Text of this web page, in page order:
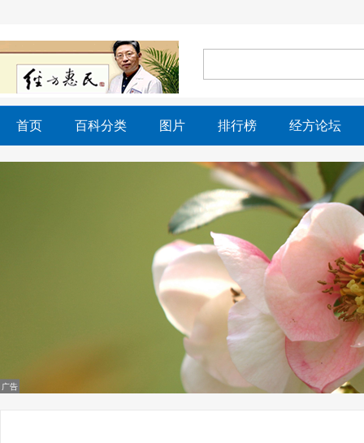
首页 百科分类 图片 排行榜 经方论坛